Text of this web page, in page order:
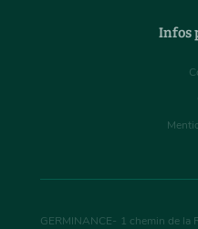
Infos
GERMINANCE- 1 chemin de la